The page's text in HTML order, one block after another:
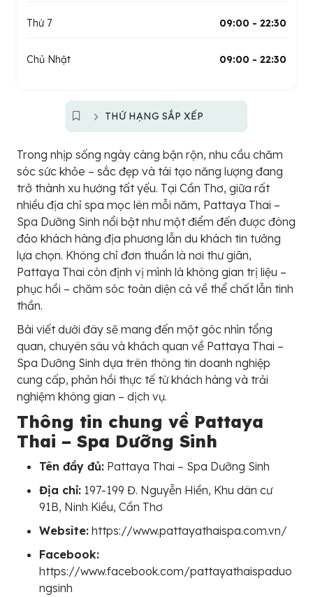
Thứ 7 09:00 - 22:30
Chủ Nhật 09:00 - 22:30
THỨ HẠNG SẮP XẾP
Trong nhịp sống ngày càng bận rộn, nhu cầu chăm
sóc sức khỏe – sắc đẹp và tái tạo năng lượng đang
trở thành xu hướng tất yếu. Tại Cần Thơ, giữa rất
nhiều địa chỉ spa mọc lên mỗi năm, Pattaya Thai –
Spa Dưỡng Sinh nổi bật như một điểm đến được đông
đảo khách hàng địa phương lẫn du khách tin tưởng
lựa chọn. Không chỉ đơn thuần là nơi thư giãn,
Pattaya Thai còn định vị mình là không gian trị liệu –
phục hồi – chăm sóc toàn diện cả về thể chất lẫn tinh
thần.
Bài viết dưới đây sẽ mang đến một góc nhìn tổng
quan, chuyên sâu và khách quan về Pattaya Thai –
Spa Dưỡng Sinh dựa trên thông tin doanh nghiệp
cung cấp, phản hồi thực tế từ khách hàng và trải
nghiệm không gian – dịch vụ.
Thông tin chung về Pattaya
Thai – Spa Dưỡng Sinh
Tên đầy đủ: Pattaya Thai – Spa Dưỡng Sinh
Địa chỉ: 197-199 Đ. Nguyễn Hiền, Khu dân cư
91B, Ninh Kiều, Cần Thơ
Website: https://www.pattayathaispa.com.vn/
Facebook:
https://www.facebook.com/pattayathaispaduo
ngsinh